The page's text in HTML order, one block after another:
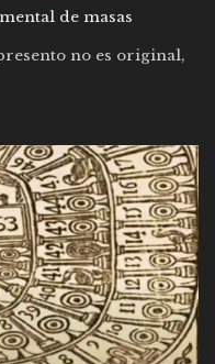
de masas
no es original,